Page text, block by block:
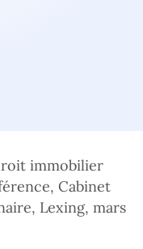
immobilier
Cabinet
Lexing, mars